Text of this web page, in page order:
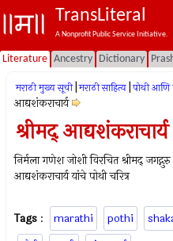
TransLiteral
A Nonprofit Public Service Initiative.
Literature Ancestry Dictionary
मराठी मुख्य सूची मराठी साहित्य पोथी आणि
आद्यशंकराचार्य
श्रीमद् आद्यशंकराचार्य
निर्मला गणेश जोशी विरचित श्रीमद् जगद्गुरु
आद्यशंकराचार्य यांचे पोथी चरित्र
Tags : marathi pothi